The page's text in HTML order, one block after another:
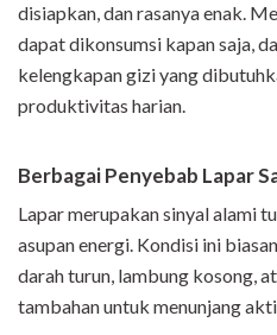
disiapkan, danrasanya enak.
dapat dikonsumsi kapan saja,
kelengkapan giziyang
produktivitas harian.
Berbagai Penyebab Lapar
Lapar merupakan sinyal alami
asupan energi. Kondisi ini
darah turun, lambung kosong,
tambahan untuk menunjang